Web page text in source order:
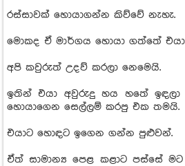
රස්සාවක් හොයාගන්න කිව්වේ නැහැ.
මොකද ඒ මාර්ගය හොයා ගත්තේ
අපි කවුරුත් උදව් කරලා නෙමෙයි.
ඉතින් එයා අවුරුදු හය හතේ
හොයාගෙන සෙල්ලම් කරපු එක තමයි.
එයාට හොඳට ඉගෙන ගන්න පුළුවන්.
ඒත් සාමාන්‍ය පෙළ කළාට පස්සේ